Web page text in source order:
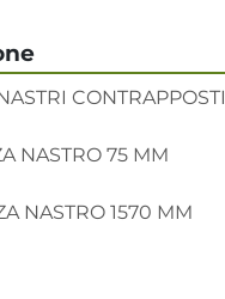
CONTRAPPOSTI
NASTRO 75 MM
NASTRO 1570 MM